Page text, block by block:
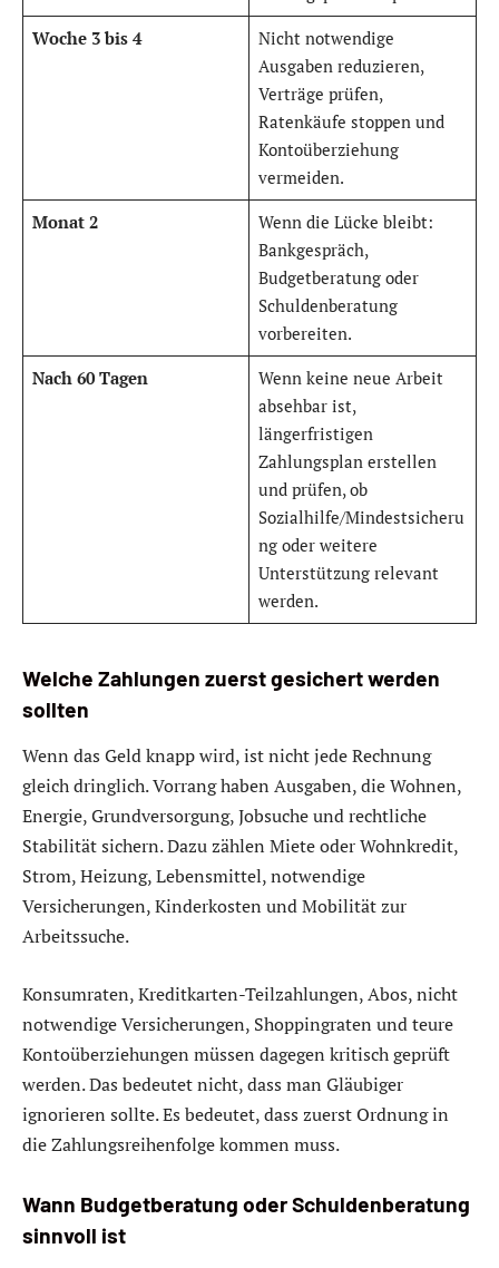
Woche 3 bis 4
Nicht notwendige
Ausgaben reduzieren,
Verträge prüfen,
Ratenkäufe stoppen und
Kontoüberziehung
vermeiden.
Monat 2
Wenn die Lücke bleibt:
Bankgespräch,
Budgetberatung oder
Schuldenberatung
vorbereiten.
Nach 60 Tagen
Wenn keine neue Arbeit
absehbar ist,
längerfristigen
Zahlungsplan erstellen
und prüfen, ob
Sozialhilfe/Mindestsicheru
ng oder weitere
Unterstützung relevant
werden.
Welche Zahlungen zuerst gesichert werden
sollten
Wenn das Geld knapp wird, ist nicht jede Rechnung
gleich dringlich. Vorrang haben Ausgaben, die Wohnen,
Energie, Grundversorgung, Jobsuche und rechtliche
Stabilität sichern. Dazu zählen Miete oder Wohnkredit,
Strom, Heizung, Lebensmittel, notwendige
Versicherungen, Kinderkosten und Mobilität zur
Arbeitssuche.
Konsumraten, Kreditkarten-Teilzahlungen, Abos, nicht
notwendige Versicherungen, Shoppingraten und teure
Kontoüberziehungen müssen dagegen kritisch geprüft
werden. Das bedeutet nicht, dass man Gläubiger
ignorieren sollte. Es bedeutet, dass zuerst Ordnung in
die Zahlungsreihenfolge kommen muss.
Wann Budgetberatung oder Schuldenberatung
sinnvoll ist